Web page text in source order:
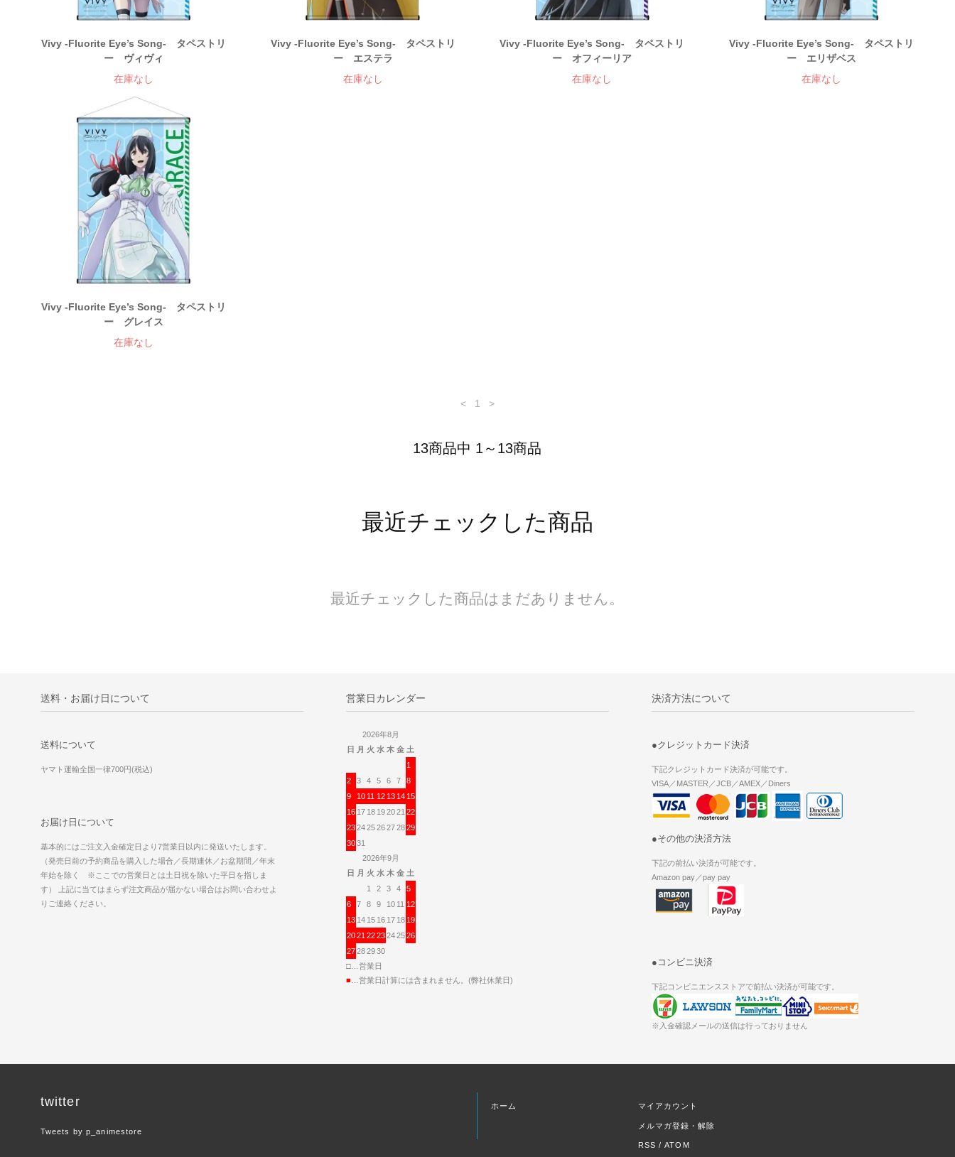
Vivy -Fluorite Eye’s Song- タペストリ
ー ヴィヴィ
在庫なし
Vivy -Fluorite Eye’s Song- タペストリ
ー エステラ
在庫なし
Vivy -Fluorite Eye’s Song- タペストリ
ー オフィーリア
在庫なし
Vivy -Fluorite Eye’s Song- タペストリ
ー エリザベス
在庫なし
Vivy -Fluorite Eye’s Song- タペストリ
ー グレイス
在庫なし
< 1 >
13商品中 1～13商品
最近チェックした商品
最近チェックした商品はまだありません。
送料・お届け日について
送料について
ヤマト運輸全国一律700円(税込)
お届け日について
基本的にはご注文入金確定日より7営業日以内に発送いたします。
（発売日前の予約商品を購入した場合／長期連休／お盆期間／年末
年始を除く ※ここでの営業日とは土日祝を除いた平日を指しま
す） 上記に当てはまらず注文商品が届かない場合はお問い合わせよ
りご連絡ください。
営業日カレンダー
2026年8月
日 月 火 水 木 金 土
1
2
3 4 5 6 7
8
9
10 11 12 13 14 15
16 17 18 192021 22
23242526272829
3031
2026年9月
日 月 火 水 木 金 土
1
2 3 4
5
6
7 8 9 10 11 12
13 14 15 16 17 18 19
2021 2223242526
27282930
□…営業日
■ …営業日計算には含まれません。(弊社休業日)
決済方法について
●クレジットカード決済
下記クレジットカード決済が可能です。
VISA／MASTER／JCB／AMEX／Diners
●その他の決済方法
下記の前払い決済が可能です。
Amazon pay／pay pay
●コンビニ決済
下記コンビニエンスストアで前払い決済が可能です。
※入金確認メールの送信は行っておりません
twitter
Tweets by p_animestore
ホーム マイアカウント
メルマガ登録・解除
RSS /ATOM